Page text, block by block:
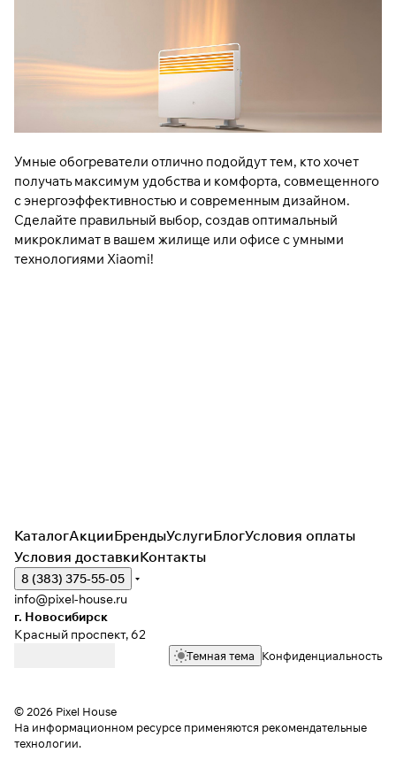
Умные обогреватели отлично подойдут тем, кто хочет
получать максимум удобства и комфорта, совмещенного
с энергоэффективностью и современным дизайном.
Сделайте правильный выбор, создав оптимальный
микроклимат в вашем жилище или офисе с умными
технологиями Xiaomi!
КаталогАкцииБрендыУслугиБлогУсловия оплаты
Условия доставкиКонтакты
8 (383) 375-55-05
info@pixel-house.ru
г. Новосибирск
Красный проспект, 62
Темная тема Конфиденциальность
© 2026 Pixel House
На информационном ресурсе применяются рекомендательные
технологии.